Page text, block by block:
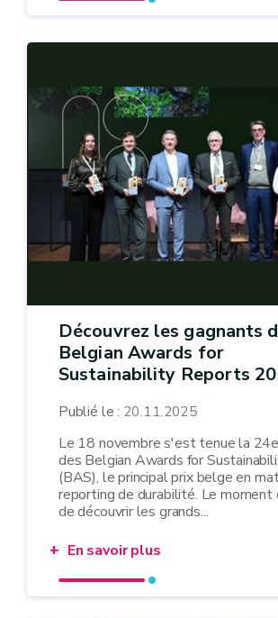
Découvrez les gagnants
Belgian Awards for
Sustainability Reports
Publié le : 20.11.2025
Le 18 novembre s'est tenue la
des Belgian Awards for
(BAS), le principal prix belge en
reporting de durabilité. Le moment
de découvrir les grands...
En savoir plus